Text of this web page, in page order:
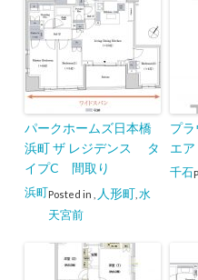
パークホームズ日本橋
浜町 ザ レジデンス タ
イプC 間取り
Posted in
浜町 人形町 水
天宮前
プ
エ
千石